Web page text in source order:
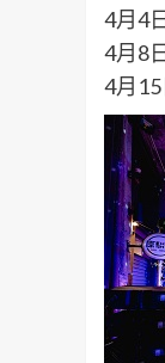
4月4
4月8
4月